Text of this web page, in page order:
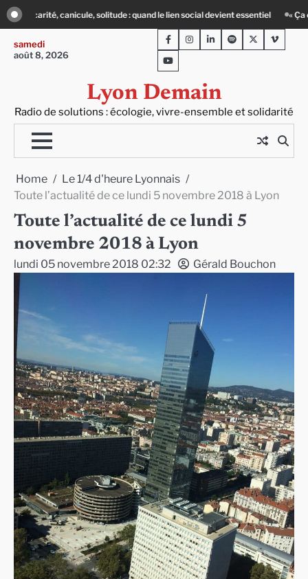
Skip
to
content
lien social devient essentiel « Ça chauffe » : des acteurs du batiment face
samedi
août 8, 2026
Lyon Demain
Radio de solutions : écologie, vivre-ensemble et solidarité
FacebookInstagram
LinkedInSpotifyTwitterViméo
Youtube
Home
Le 1/4 d'heure Lyonnais
Toute l’actualité de ce lundi 5 novembre 2018 à Lyon
Toute l’actualité de ce lundi 5
novembre 2018 à Lyon
lundi 05 novembre 2018 02:32 Gérald Bouchon